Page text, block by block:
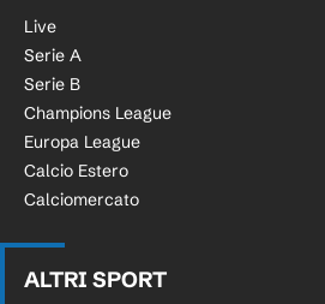
Live
Serie A
Serie B
Champions League
Europa League
Calcio Estero
Calciomercato
ALTRI SPORT